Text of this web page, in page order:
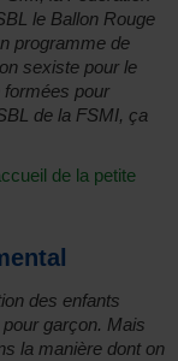
le Ballon Rouge
programme de
sexiste pour le
pour
de la FSMI, ça
de la petite
des enfants
garçon. Mais
la manière dont on